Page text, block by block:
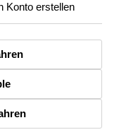
Konto erstellen